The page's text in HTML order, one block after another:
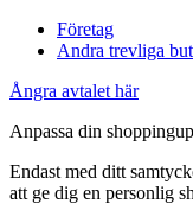
Företag
Andra trevliga
Ångra avtalet här
Anpassa din
Endast med ditt
att ge dig en personlig